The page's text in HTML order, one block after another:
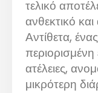
τελικό
ανθεκτικό
Αντίθετα,
ατέλειες,
μικρότερη